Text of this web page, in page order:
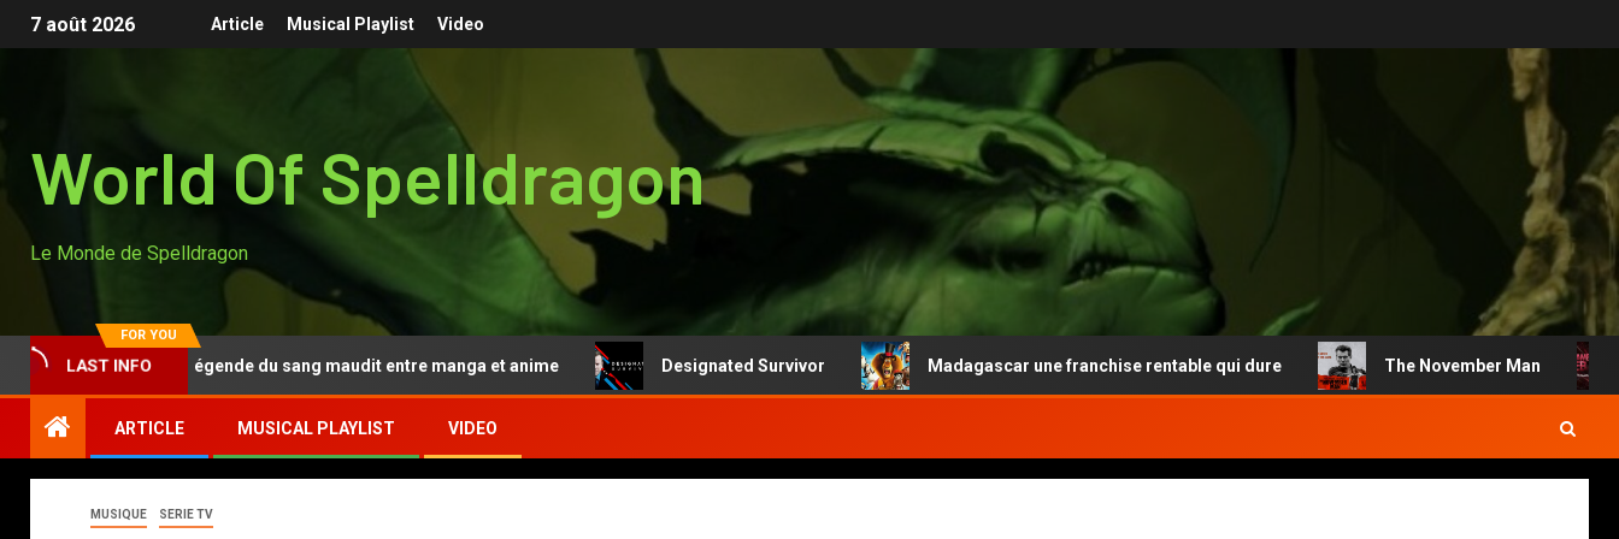
7 août 2026 Article Musical Playlist Video
World Of Spelldragon
Le Monde de Spelldragon
FOR YOU
LAST INFO
Tougen Anki, la légende du sang maudit entre manga et anime Designated Survivor Madagascar une franchise rentable qui dure The November Man
ARTICLE MUSICAL PLAYLIST VIDEO
MUSIQUE SERIE TV